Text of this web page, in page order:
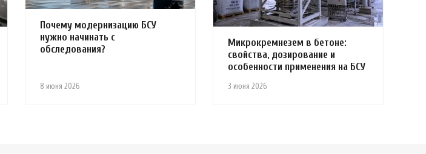
8 июня 2026
Почему модернизацию БСУ
нужно начинать с
обследования?
3 июня 2026
Микрокремнезем в бетоне:
свойства, дозирование и
особенности применения на БСУ